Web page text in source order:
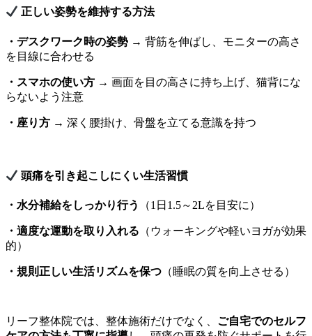
正しい姿勢を維持する方法
・デスクワーク時の姿勢 → 背筋を伸ばし、モニターの高さ
を目線に合わせる
・スマホの使い方 → 画面を目の高さに持ち上げ、猫背にな
らないよう注意
・座り方 → 深く腰掛け、骨盤を立てる意識を持つ
頭痛を引き起こしにくい生活習慣
・水分補給をしっかり行う （1日1.5～2Lを目安に）
・適度な運動を取り入れる （ウォーキングや軽いヨガが効果
的）
・規則正しい生活リズムを保つ （睡眠の質を向上させる）
リーフ整体院では、整体施術だけでなく、 ご自宅でのセルフ